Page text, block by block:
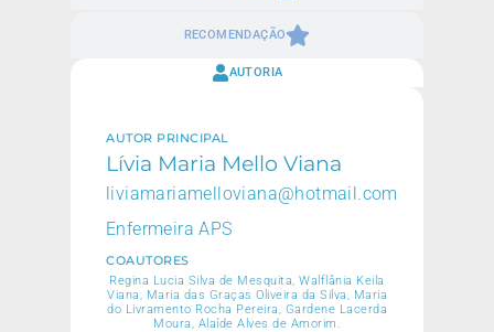
RECOMENDAÇÃO
AUTORIA
AUTOR PRINCIPAL
Lívia Maria Mello Viana
liviamariamelloviana@hotmail.com
Enfermeira APS
COAUTORES
Regina Lucia Silva de Mesquita, Walflânia Keila
Viana, Maria das Graças Oliveira da Silva, Maria
do Livramento Rocha Pereira, Gardene Lacerda
Moura, Alaíde Alves de Amorim.